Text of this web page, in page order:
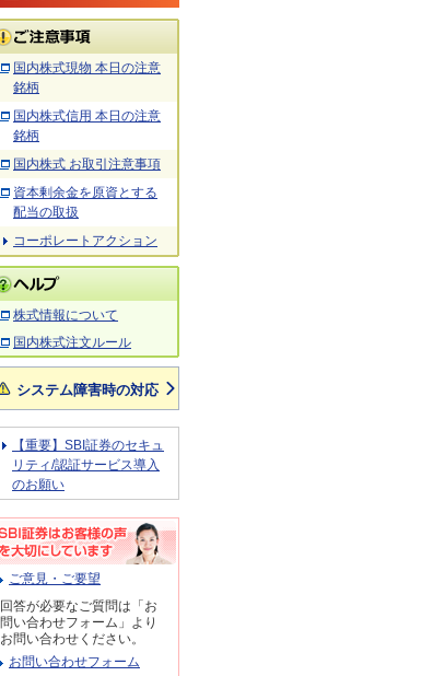
国内株式現物 本日の注意
銘柄
国内株式信用 本日の注意
銘柄
国内株式 お取引注意事項
資本剰余金を原資とする
配当の取扱
コーポレートアクション
株式情報について
国内株式注文ルール
システム障害時の対応
【重要】SBI証券のセキュ
リティ/認証サービス導入
のお願い
ご意見・ご要望
回答が必要なご質問は「お
問い合わせフォーム」より
お問い合わせください。
お問い合わせフォーム